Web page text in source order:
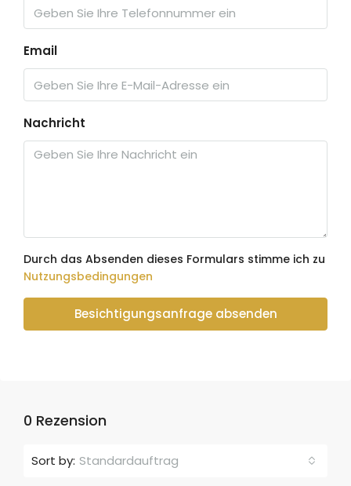
Email
Nachricht
Durch das Absenden dieses Formulars stimme ich zu
Nutzungsbedingungen
Besichtigungsanfrage absenden
0 Rezension
Sort by: Standardauftrag